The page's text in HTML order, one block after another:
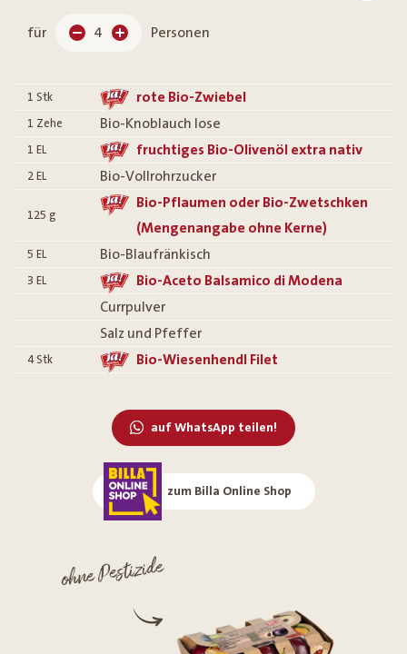
für 4 Personen
1 Stk rote Bio-Zwiebel
1 Zehe Bio-Knoblauch lose
1 EL fruchtiges Bio-Olivenöl extra nativ
2 EL Bio-Vollrohrzucker
125 g
Bio-Pflaumen oder Bio-Zwetschken
(Mengenangabe ohne Kerne)
5 EL Bio-Blaufränkisch
3 EL
Bio-Aceto Balsamico di Modena
Currpulver
Salz und Pfeffer
4 Stk Bio-Wiesenhendl Filet
auf WhatsApp teilen!
zum Billa Online Shop
ohne Pestizide